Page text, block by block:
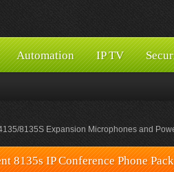
Automation IP TV
8135S Expansion Microphones and
8135s IP Conference Phone